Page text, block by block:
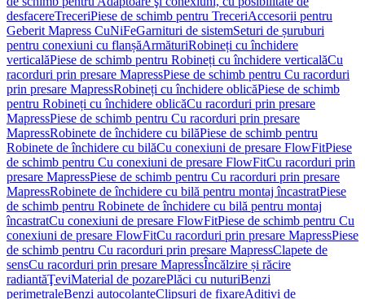
desfacereTreceriPiese de schimb pentru TreceriAccesorii pentru
Geberit Mapress CuNiFeGarnituri de sistemSeturi de șuruburi
pentru conexiuni cu flanșăArmăturiRobineți cu închidere
verticalăPiese de schimb pentru Robineți cu închidere verticalăCu
racorduri prin presare MapressPiese de schimb pentru Cu racorduri
prin presare MapressRobineți cu închidere oblicăPiese de schimb
pentru Robineți cu închidere oblicăCu racorduri prin presare
MapressPiese de schimb pentru Cu racorduri prin presare
MapressRobinete de închidere cu bilăPiese de schimb pentru
Robinete de închidere cu bilăCu conexiuni de presare FlowFitPiese
de schimb pentru Cu conexiuni de presare FlowFitCu racorduri prin
presare MapressPiese de schimb pentru Cu racorduri prin presare
MapressRobinete de închidere cu bilă pentru montaj încastratPiese
de schimb pentru Robinete de închidere cu bilă pentru montaj
încastratCu conexiuni de presare FlowFitPiese de schimb pentru Cu
conexiuni de presare FlowFitCu racorduri prin presare MapressPiese
de schimb pentru Cu racorduri prin presare MapressClapete de
sensCu racorduri prin presare MapressÎncălzire și răcire
radiantăŢeviMaterial de pozarePlăci cu nuturiBenzi
perimetraleBenzi autocolanteClipsuri de fixareAditivi de